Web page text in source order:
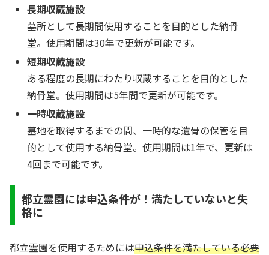
長期収蔵施設
墓所として長期間使用することを目的とした納骨
堂。使用期間は30年で更新が可能です。
短期収蔵施設
ある程度の長期にわたり収蔵することを目的とした
納骨堂。使用期間は5年間で更新が可能です。
一時収蔵施設
墓地を取得するまでの間、一時的な遺骨の保管を目
的として使用する納骨堂。使用期間は1年で、更新は
4回まで可能です。
都立霊園には申込条件が！満たしていないと失
格に
都立霊園を使用するためには申込条件を満たしている必要